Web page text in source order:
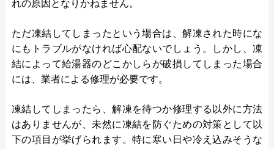
れの原因となりかねません。
ただ凍結してしまったという場合は、解凍された時にな
にもトラブルがなければ心配ないでしょう。しかし、凍
結によって給湯器のどこかしらが破損してしまった場合
には、業者による修理が必要です。
凍結してしまったら、解凍を待つか修理する以外に方法
はありませんが、未然に凍結を防ぐための対策として以
下の項目が挙げられます。特に寒い日や冷え込みそうな